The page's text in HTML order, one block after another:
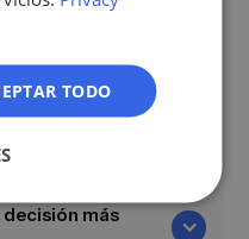
software de
de extinción y
más
TODO